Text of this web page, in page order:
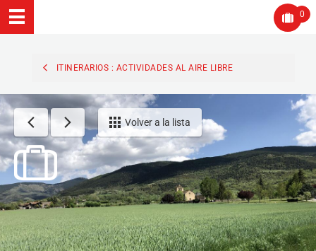
0
ITINERARIOS : ACTIVIDADES AL AIRE LIBRE
Volver a la lista